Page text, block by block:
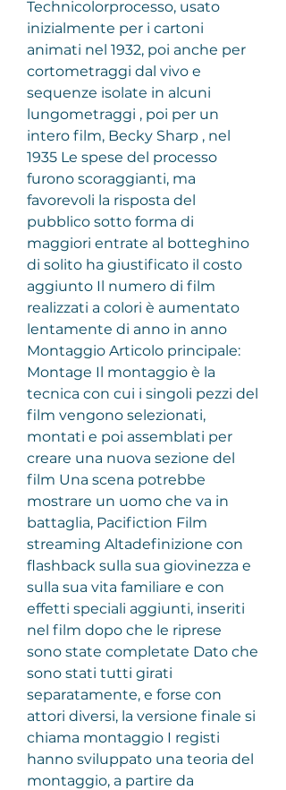
Technicolorprocesso, usato
inizialmente per i cartoni
animati nel 1932, poi anche per
cortometraggi dal vivo e
sequenze isolate in alcuni
lungometraggi , poi per un
intero film, Becky Sharp , nel
1935 Le spese del processo
furono scoraggianti, ma
favorevoli la risposta del
pubblico sotto forma di
maggiori entrate al botteghino
di solito ha giustificato il costo
aggiunto Il numero di film
realizzati a colori è aumentato
lentamente di anno in anno
Montaggio Articolo principale:
Montage Il montaggio è la
tecnica con cui i singoli pezzi del
film vengono selezionati,
montati e poi assemblati per
creare una nuova sezione del
film Una scena potrebbe
mostrare un uomo che va in
battaglia, Pacifiction Film
streaming Altadefinizione con
flashback sulla sua giovinezza e
sulla sua vita familiare e con
effetti speciali aggiunti, inseriti
nel film dopo che le riprese
sono state completate Dato che
sono stati tutti girati
separatamente, e forse con
attori diversi, la versione finale si
chiama montaggio I registi
hanno sviluppato una teoria del
montaggio, a partire da